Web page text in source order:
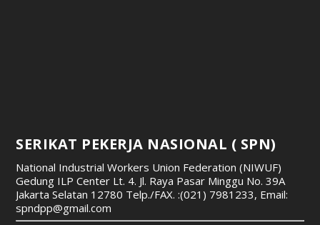
SERIKAT PEKERJA NASIONAL ( SPN)
National Industrial Workers Union Federation (NIWUF)
Gedung ILP Center Lt. 4. Jl. Raya Pasar Minggu No. 39A
Jakarta Selatan 12780 Telp./FAX. :(021) 7981233, Email:
spndpp@gmail.com